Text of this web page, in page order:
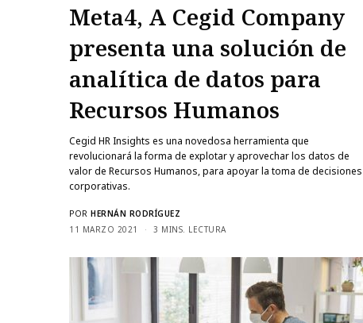
Meta4, A Cegid Company
presenta una solución de
analítica de datos para
Recursos Humanos
Cegid HR Insights es una novedosa herramienta que
revolucionará la forma de explotar y aprovechar los datos de
valor de Recursos Humanos, para apoyar la toma de decisiones
corporativas.
POR HERNÁN RODRÍGUEZ
11 MARZO 2021
3 MINS. LECTURA